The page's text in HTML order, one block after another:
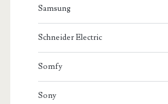
Samsung
Schneider Electric
Somfy
Sony